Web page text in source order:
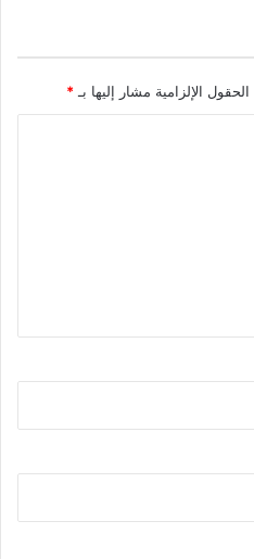
الحقول الإلزامية مشار إليها بـ *